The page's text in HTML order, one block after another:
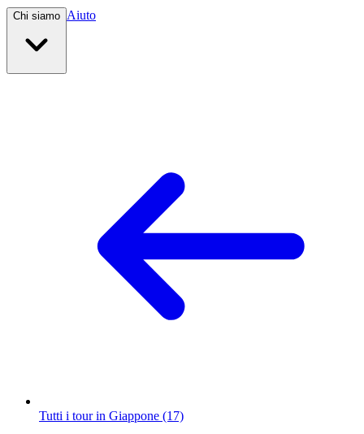
Chi siamo Aiuto
Tutti i tour in Giappone (17)